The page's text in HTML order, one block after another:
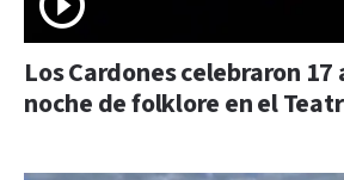
Los Cardones celebraron 17
noche de folklore en el